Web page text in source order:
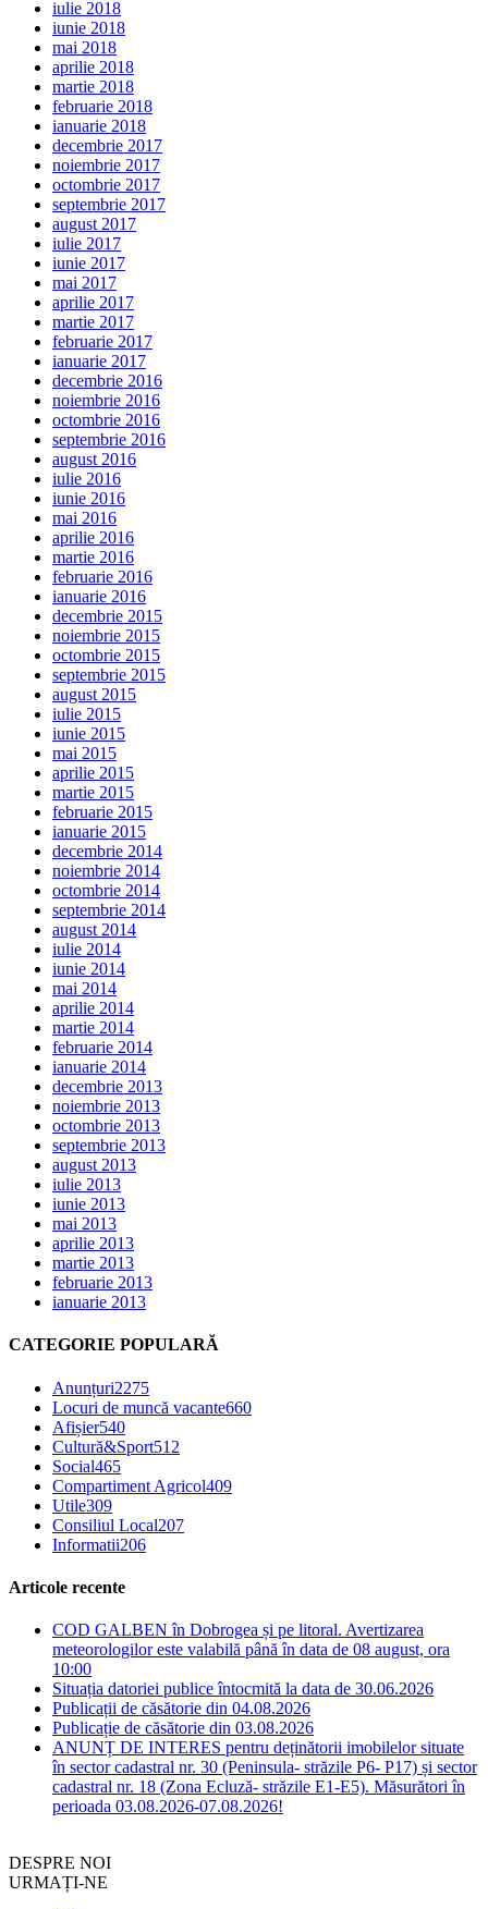
iulie 2018
iunie 2018
mai 2018
aprilie 2018
martie 2018
februarie 2018
ianuarie 2018
decembrie 2017
noiembrie 2017
octombrie 2017
septembrie 2017
august 2017
iulie 2017
iunie 2017
mai 2017
aprilie 2017
martie 2017
februarie 2017
ianuarie 2017
decembrie 2016
noiembrie 2016
octombrie 2016
septembrie 2016
august 2016
iulie 2016
iunie 2016
mai 2016
aprilie 2016
martie 2016
februarie 2016
ianuarie 2016
decembrie 2015
noiembrie 2015
octombrie 2015
septembrie 2015
august 2015
iulie 2015
iunie 2015
mai 2015
aprilie 2015
martie 2015
februarie 2015
ianuarie 2015
decembrie 2014
noiembrie 2014
octombrie 2014
septembrie 2014
august 2014
iulie 2014
iunie 2014
mai 2014
aprilie 2014
martie 2014
februarie 2014
ianuarie 2014
decembrie 2013
noiembrie 2013
octombrie 2013
septembrie 2013
august 2013
iulie 2013
iunie 2013
mai 2013
aprilie 2013
martie 2013
februarie 2013
ianuarie 2013
CATEGORIE POPULARĂ
Anunțuri2275
Locuri de muncă vacante660
Afișier540
Cultură&Sport512
Social465
Compartiment Agricol409
Utile309
Consiliul Local207
Informatii206
Articole recente
COD GALBEN în Dobrogea și pe litoral. Avertizarea
meteorologilor este valabilă până în data de 08 august, ora
10:00
Situația datoriei publice întocmită la data de 30.06.2026
Publicații de căsătorie din 04.08.2026
Publicație de căsătorie din 03.08.2026
ANUNȚ DE INTERES pentru deținătorii imobilelor situate
în sector cadastral nr. 30 (Peninsula- străzile P6- P17) și sector
cadastral nr. 18 (Zona Ecluză- străzile E1-E5). Măsurători în
perioada 03.08.2026-07.08.2026!
DESPRE NOI
URMAȚI-NE